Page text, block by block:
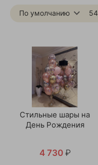
По умолчанию 54
Стильные шары на
День Рождения
4 730 ₽